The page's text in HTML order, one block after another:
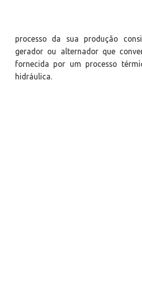
processo da sua produção
gerador ou alternador que
fornecida por um processo
hidráulica.